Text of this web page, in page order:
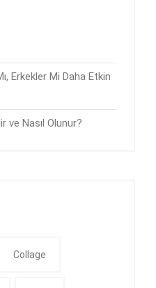
Erkekler Mi Daha Etkin
ve Nasıl Olunur?
Collage